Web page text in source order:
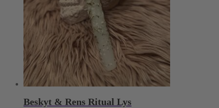
Beskyt & Rens Ritual Lys